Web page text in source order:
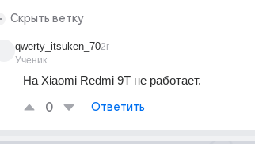
Скрыть ветку
qwerty_itsuken_70
Ученик
2г
На Xiaomi Redmi 9T не работает.
0 Ответить